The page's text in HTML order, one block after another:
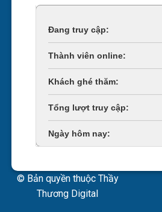
Online Visitors:
Today's Views:
Last 30 Days Views:
Total Views:
Total Users:
© Bản quyền thuộc Thầy
Thương Digital